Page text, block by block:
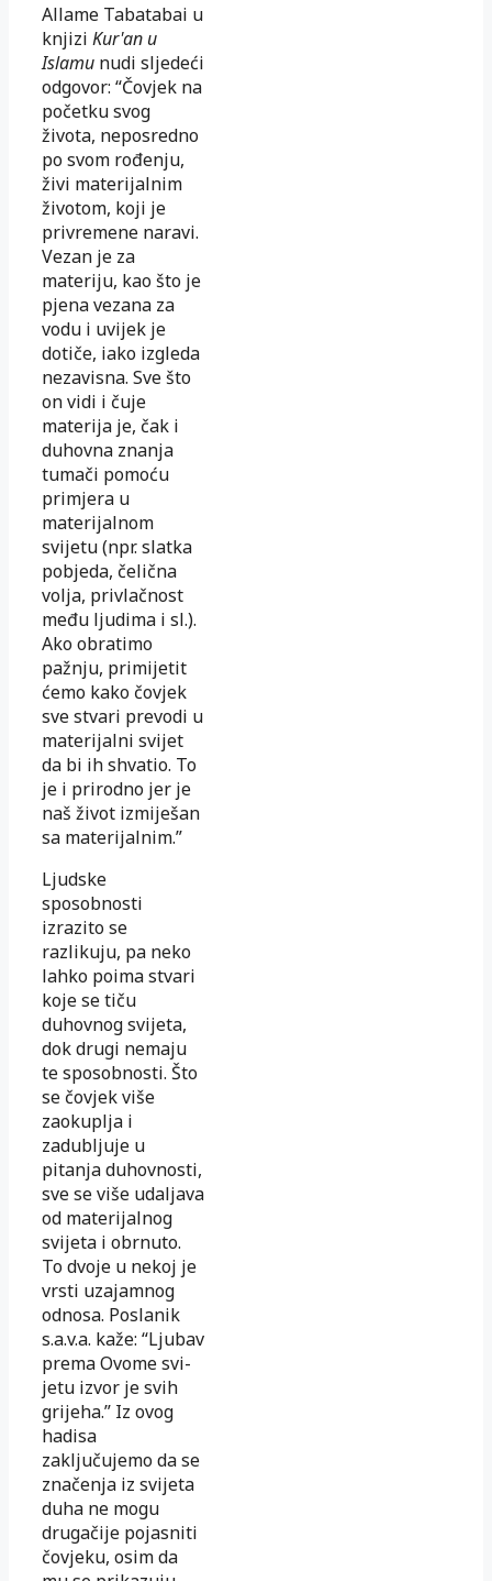
Allame Tabatabai u
knjizi Kur'an u
Islamu nudi sljedeći
odgovor: “Čovjek na
po­četku svog
života, neposredno
po svom rođenju,
živi materijalnim
životom, koji je
privremene naravi.
Vezan je za
materiju, kao što je
pjena vezana za
vodu i uvijek je
dotiče, iako izgleda
nezavisna. Sve što
on vidi i čuje
materija je, čak i
duhovna znanja
tumači pomoću
primjera u
materijalnom
svijetu (npr. slatka
pobjeda, čelična
volja, privlačnost
među ljudima i sl.).
Ako obratimo
pažnju, primi­jetit
ćemo kako čovjek
sve stvari prevodi u
materijalni svijet
da bi ih shvatio. To
je i prirodno jer je
naš život izmiješan
sa materijalnim.”
Ljudske
sposobnosti
izrazito se
razlikuju, pa neko
lahko poima stvari
koje se tiču
duhovnog svijeta,
dok drugi nemaju
te sposobnosti. Što
se čovjek više
zaokuplja i
zadubljuje u
pitanja duhovnosti,
sve se više udaljava
od materijalnog
svijeta i obrnuto.
To dvoje u nekoj je
vrsti uzajamnog
odnosa. Poslanik
s.a.v.a. kaže: “Ljubav
prema Ovome svi­
jetu izvor je svih
grijeha.” Iz ovog
hadisa
zaključujemo da se
značenja iz svi­jeta
duha ne mogu
drugačije pojasniti
čovjeku, osim da